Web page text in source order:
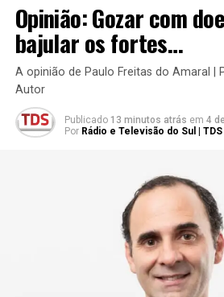
Opinião: Gozar com
bajular os fortes…
A opinião de Paulo Freitas do Amaral |
Autor
Publicado 13 minutos atrás em 4
Por Rádio e Televisão do Sul | TDS